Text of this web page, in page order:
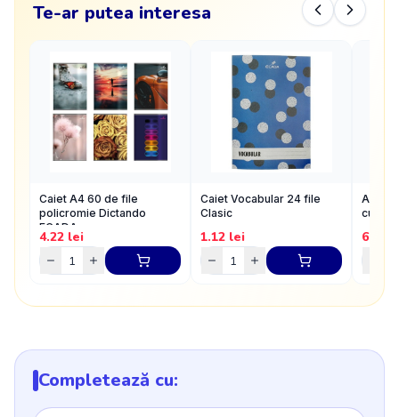
Te-ar putea interesa
Caiet A4 60 de file
policromie Dictando
ECADA
4.22 lei
Caiet Vocabular 24 file
Clasic
1.12 lei
culori
6.27
Completează cu: